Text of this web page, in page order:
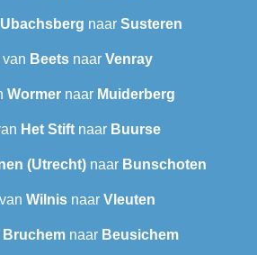
Ubachsberg naar Susteren
Beetsnaar Venray
Wormernaar Muiderberg
Het Stift naar Buurse
(Utrecht)naar Bunschoten
Wilnis naar Vleuten
Bruchem naar Beusichem